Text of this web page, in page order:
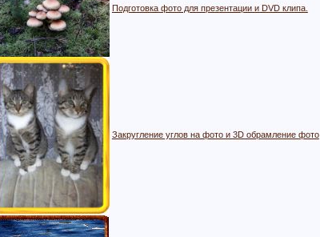
Подготовка фото для презентации и DVD клипа.
Закругление углов на фото и 3D обрамление фото